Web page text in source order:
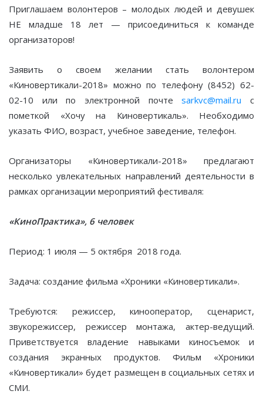
Приглашаем волонтеров – молодых людей и девушек
НЕ младше 18 лет — присоединиться к команде
организаторов!
Заявить о своем желании стать волонтером
«Киновертикали-2018» можно по телефону (8452) 62-
02-10 или по электронной почтеsarkvc@mail.ru с
пометкой «Хочу на Киновертикаль». Необходимо
указать ФИО, возраст, учебное заведение, телефон.
Организаторы «Киновертикали-2018» предлагают
несколько увлекательных направлений деятельности в
рамках организации мероприятий фестиваля:
«КиноПрактика», 6 человек
Период: 1 июля — 5 октября 2018 года.
Задача: создание фильма «Хроники «Киновертикали».
Требуются: режиссер, кинооператор, сценарист,
звукорежиссер, режиссер монтажа, актер-ведущий.
Приветствуется владение навыками киносъемок и
создания экранных продуктов. Фильм «Хроники
«Киновертикали» будет размещен в социальных сетях и
СМИ.